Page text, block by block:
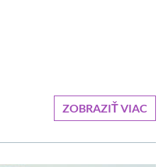
ZOBRAZIŤ VIAC